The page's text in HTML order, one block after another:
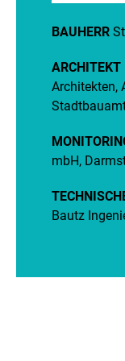
BAUHERR
ARCHITEKT
Architekten,
mbH,
Bautz